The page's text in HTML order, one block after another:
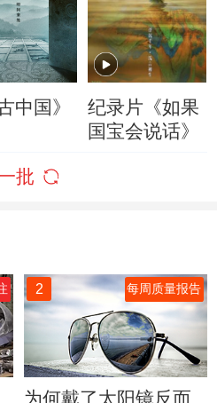
中国》
纪录片《如果
国宝会说话》
批
2 每周质量报告
为何戴了太阳镜反而